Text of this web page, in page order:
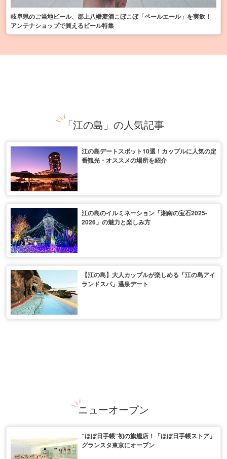
岐阜県のご当地ビール、郡上八幡麦酒こぼこぼ「ペールエール」を実飲！
アンテナショップで買えるビール特集
「江の島」の人気記事
江の島デートスポット10選！カップルに人気の定
番観光・オススメの場所を紹介
江の島のイルミネーション「湘南の宝石2025-
2026」の魅力と楽しみ方
【江の島】大人カップルが楽しめる「江の島アイ
ランドスパ」温泉デート
ニューオープン
“ほぼ日手帳”初の旗艦店！「ほぼ日手帳ストア」
グランスタ東京にオープン